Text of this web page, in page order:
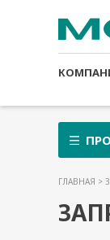
ГЛАВНАЯ >